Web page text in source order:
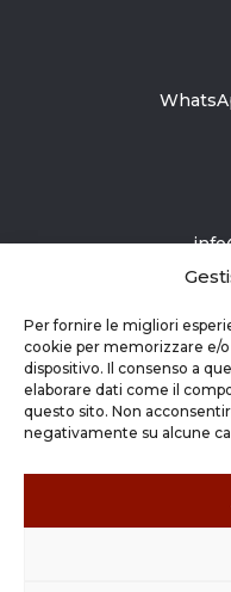
Per fornire le migliori
cookie per memorizzare e/
dispositivo. Il consenso a
elaborare dati come il
questo sito. Non
negativamente su alcune
Copyright ©